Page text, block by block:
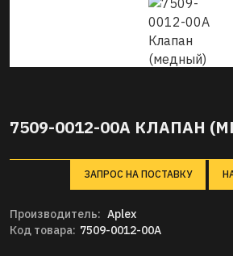
7509-0012-00A КЛАПАН
ЗАПРОС НА ПОСТАВКУ
Производитель: Aplex
Код товара: 7509-0012-00A